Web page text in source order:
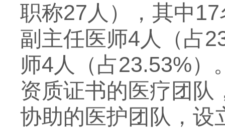
职称27人），其中
副主任医师4人（占
师4人（占23.53%）
资质证书的医疗团队
协助的医护团队，设